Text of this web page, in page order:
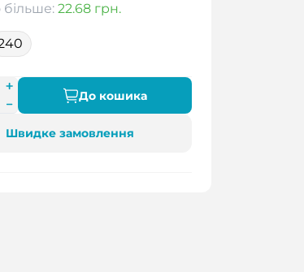
22.68 грн.
До кошика
Швидке замовлення